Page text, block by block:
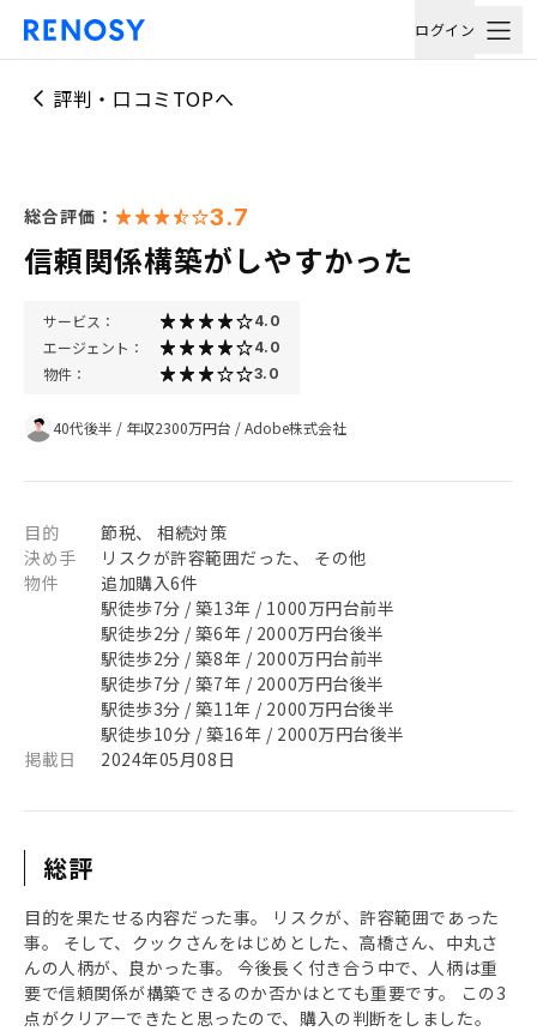
ログイン
評判・口コミTOPへ
総合評価： 3.7
信頼関係構築がしやすかった
サービス： 4.0
エージェント： 4.0
物件： 3.0
40代後半 / 年収2300万円台 /Adobe株式会社
目的
節税、 相続対策
決め手
リスクが許容範囲だった、 その他
物件
追加購入6件
駅徒歩7分 / 築13年 / 1000万円台前半
駅徒歩2分 / 築6年 / 2000万円台後半
駅徒歩2分 / 築8年 / 2000万円台前半
駅徒歩7分 / 築7年 / 2000万円台後半
駅徒歩3分 / 築11年 / 2000万円台後半
駅徒歩10分 / 築16年 / 2000万円台後半
掲載日
2024年05月08日
総評
目的を果たせる内容だった事。 リスクが、許容範囲であった
事。 そして、クックさんをはじめとした、高橋さん、中丸さ
んの人柄が、良かった事。 今後長く付き合う中で、人柄は重
要で信頼関係が構築できるのか否かはとても重要です。 この3
点がクリアーできたと思ったので、購入の判断をしました。